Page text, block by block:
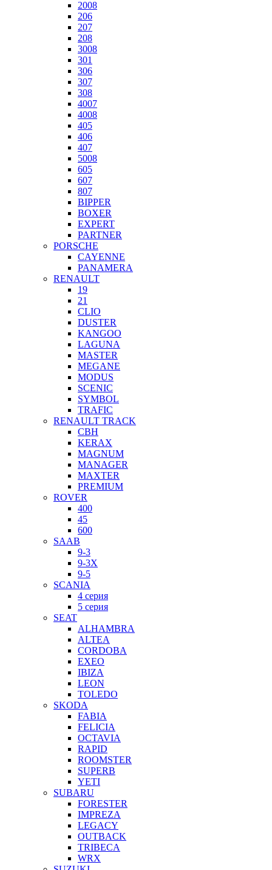
2008
206
207
208
3008
301
306
307
308
4007
4008
405
406
407
5008
605
607
807
BIPPER
BOXER
EXPERT
PARTNER
PORSCHE
CAYENNE
PANAMERA
RENAULT
19
21
CLIO
DUSTER
KANGOO
LAGUNA
MASTER
MEGANE
MODUS
SCENIC
SYMBOL
TRAFIC
RENAULT TRACK
CBH
KERAX
MAGNUM
MANAGER
MAXTER
PREMIUM
ROVER
400
45
600
SAAB
9-3
9-3X
9-5
SCANIA
4 серия
5 серия
SEAT
ALHAMBRA
ALTEA
CORDOBA
EXEO
IBIZA
LEON
TOLEDO
SKODA
FABIA
FELICIA
OCTAVIA
RAPID
ROOMSTER
SUPERB
YETI
SUBARU
FORESTER
IMPREZA
LEGACY
OUTBACK
TRIBECA
WRX